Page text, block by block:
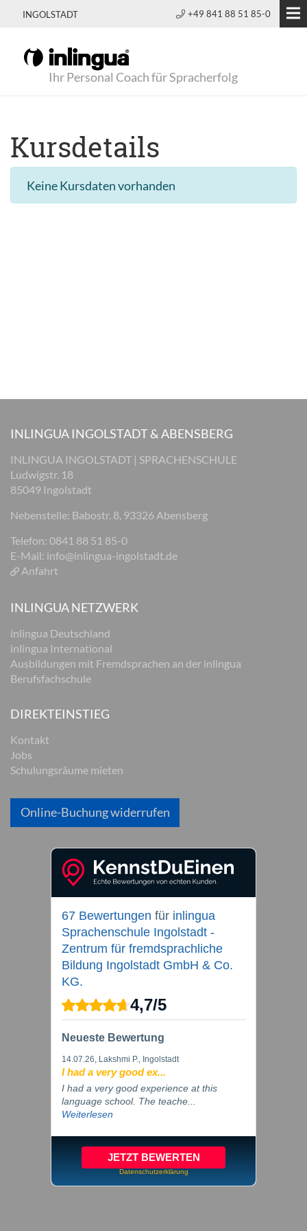
INGOLSTADT +49 841 88 51 85-0
Ihr Personal Coach für Spracherfolg
Kursdetails
Keine Kursdaten vorhanden
INLINGUA INGOLSTADT & ABENSBERG
INLINGUA INGOLSTADT | SPRACHENSCHULE
Ludwigstr. 18
85049 Ingolstadt
Nebenstelle: Babostr. 8, 93326 Abensberg
Telefon: 0841 88 51 85-0
E-Mail: info@inlingua-ingolstadt.de
Anfahrt
INLINGUA NETZWERK
inlingua Deutschland
inlingua International
Ausbildungen mit Fremdsprachen an der inlingua
Berufsfachschule
DIREKTEINSTIEG
Kontakt
Jobs
Schulungsräume mieten
Online-Buchung widerrufen
67 Bewertungen für inlingua
Sprachenschule Ingolstadt -
Zentrum für fremdsprachliche
Bildung Ingolstadt GmbH & Co.
KG.
4,7/5
Neueste Bewertung
14.07.26, Lakshmi P., Ingolstadt
I had a very good ex...
I had a very good experience at this
language school. The teache...
Weiterlesen
JETZT BEWERTEN
Datenschutzerklärung